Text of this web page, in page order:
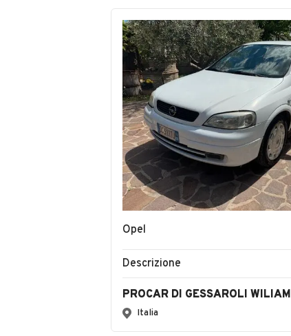
Opel
Descrizione
PROCAR DI GESSAROLI WILIAM
Italia